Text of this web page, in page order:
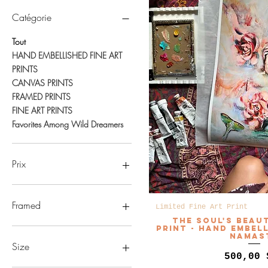
Catégorie
Tout
HAND EMBELLISHED FINE ART
PRINTS
CANVAS PRINTS
FRAMED PRINTS
FINE ART PRINTS
Favorites Among Wild Dreamers
Prix
55 $US
Framed
wood frame
Size
Limited Fine Art Print
The Soul's
Print - Hand
Prix
500,00